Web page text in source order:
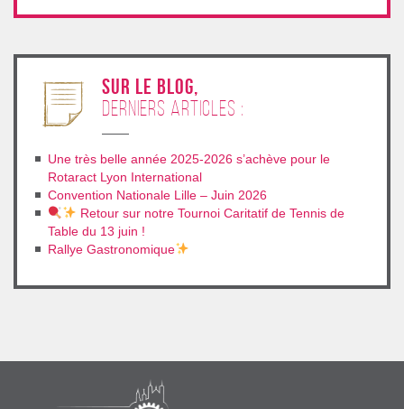
sur le blog,
derniers articles :
Une très belle année 2025-2026 s’achève pour le
Rotaract Lyon International
Convention Nationale Lille – Juin 2026
Retour sur notre Tournoi Caritatif de Tennis de
Table du 13 juin !
Rallye Gastronomique